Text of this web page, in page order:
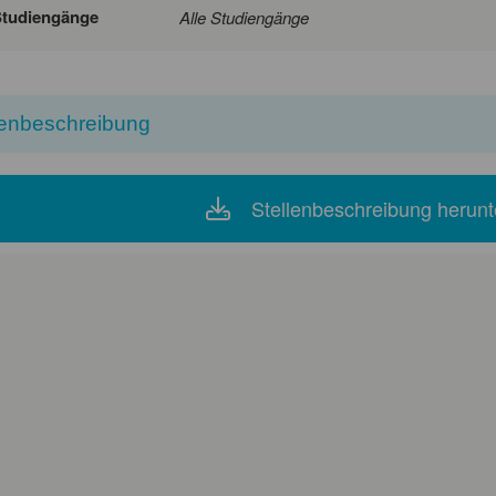
Alle Studiengänge
Stellenbeschreibung